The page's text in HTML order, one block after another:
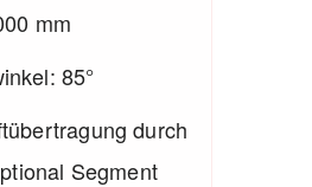
mm
85°
durch
Segment